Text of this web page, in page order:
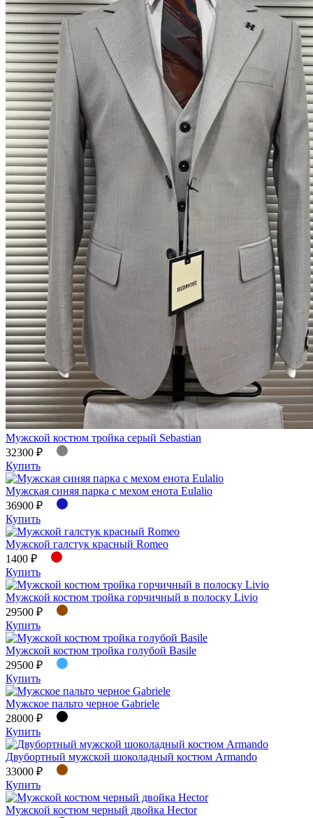
Мужской костюм тройка серый Sebastian
32300 ₽
Купить
Мужская синяя парка с мехом енота Eulalio
36900 ₽
Купить
Мужской галстук красный Romeo
1400 ₽
Купить
Мужской костюм тройка горчичный в полоску Livio
29500 ₽
Купить
Мужской костюм тройка голубой Basile
29500 ₽
Купить
Мужское пальто черное Gabriele
28000 ₽
Купить
Двубортный мужской шоколадный костюм Armando
33000 ₽
Купить
Мужской костюм черный двойка Hector